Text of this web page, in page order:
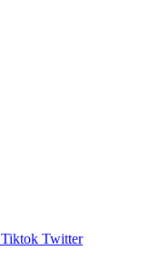
Tiktok Twitter